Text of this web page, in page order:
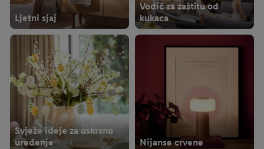
Ljetni sjaj
Vodič za zaštitu od
kukaca
Svježe ideje za uskrsno
uređenje
Nijanse crvene